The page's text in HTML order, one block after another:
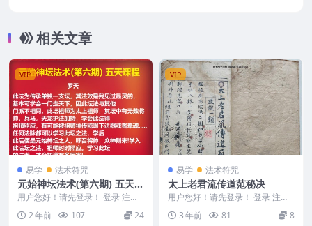
相关文章
VIP
易学 法术符咒
元始神坛法术(第六期) 五天课
程 罗天
用户您好！请先登录！ 登录 注册
元始神坛第六期 2410103 元始神
坛第六期...
2 年前 107 24
VIP
易学 法术符咒
太上老君流传道范秘决
用户您好！请先登录！ 登录 注册
太上老君流传道范秘决. 240126-7
3 年前 81 8